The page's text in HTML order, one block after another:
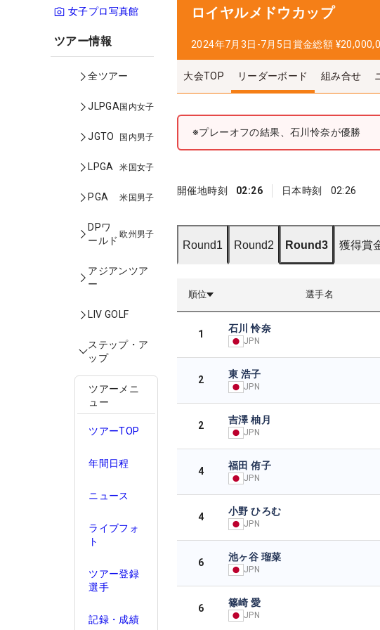
女子プロ写真館
ツアー情報
全ツアー
JLPGA国内女子
JGTO 国内男子
LPGA 米国女子
PGA 米国男子
DPワ
ールド
欧州男子
アジアンツア
ー
LIV GOLF
ステップ・ア
ップ
ツアーメニ
ュー
ツアーTOP
年間日程
ニュース
ライブフォ
ト
ツアー登録
選手
記録・成績
ロイヤルメドウカップ
2024年7月3日-7月5日賞金総額
大会TOP リーダーボード 組み合せ
※プレーオフの結果、石川怜奈が優勝
開催地時刻 02:26 日本時刻 02:26
Round1 Round2 Round3 獲得賞
順位 選手名
1 石川 怜奈
JPN
2 東 浩子
JPN
2 吉澤 柚月
JPN
4 福田 侑子
JPN
4 小野 ひろむ
JPN
6 池ヶ谷 瑠菜
JPN
6 篠崎 愛
JPN